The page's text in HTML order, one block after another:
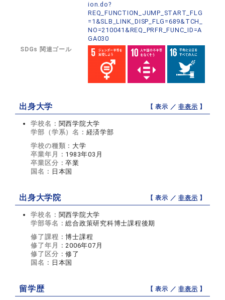
ion.do?
REQ_FUNCTION_JUMP_START_FLG
=1&SLB_LINK_DISP_FLG=689&TCH_
NO=210041&REQ_PRFR_FUNC_ID=A
GA030
SDGs 関連ゴール
出身大学 【 表示 ／非表示 】
学校名： 関西学院大学
学部（学系）名： 経済学部
学校の種類： 大学
卒業年月： 1983年03月
卒業区分：卒業
国名： 日本国
出身大学院 【 表示 ／非表示 】
学校名： 関西学院大学
学部等名：総合政策研究科博士課程後期
修了課程：博士課程
修了年月：2006年07月
修了区分：修了
国名： 日本国
留学歴 【 表示 ／非表示 】